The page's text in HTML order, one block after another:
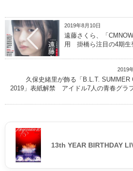
2019年8月10日
遠藤さくら、「
用 掛橋ら注目の4期生
2019
久保史緒里が飾る「B.L.T. SUMMER
2019」表紙解禁 アイドル7人の青春グラ
13th YEAR BIRTHDAY